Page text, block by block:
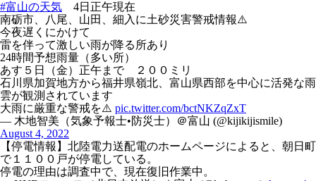
#富山の天気 4日正午現在
南砺市、八尾、山田、細入に土砂災害警戒情報⚠️
今夜遅くにかけて
雷を伴って激しい雨が降る所あり
24時間予想雨量（多い所）
あす５日（金）正午まで ２００ミリ
石川県加賀地方から福井県嶺北、富山県西部を中心に活発な雨
雲が観測されています
大雨に厳重な警戒を⚠️ pic.twitter.com/bctNKZqZxT
— 木地智美（気象予報士•防災士）＠富山 (@kijikijismile)
August 4, 2022
【停電情報】北陸電力送配電のホームページによると、朝日町
で１１００戸が停電している。
停電の理由は調査中で、現在復旧作業中。